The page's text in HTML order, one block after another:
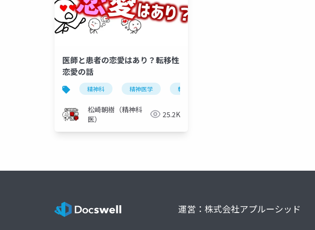
医師と患者の恋愛はあり？転移性
恋愛の話
精神科 精神医学 転移性恋愛
松崎朝樹（精神科
医）
25.2K
運営：株式会社アプルーシッド